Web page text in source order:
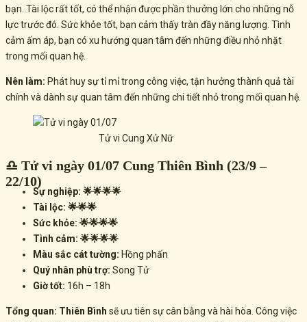
bạn. Tài lộc rất tốt, có thể nhận được phần thưởng lớn cho những nỗ
lực trước đó. Sức khỏe tốt, bạn cảm thấy tràn đầy năng lượng. Tình
cảm ấm áp, bạn có xu hướng quan tâm đến những điều nhỏ nhặt
trong mối quan hệ.
Nên làm: Phát huy sự tỉ mỉ trong công việc, tận hưởng thành quả tài
chính và dành sự quan tâm đến những chi tiết nhỏ trong mối quan hệ.
Tử vi Cung Xử Nữ
♎ Tử vi ngày 01/07 Cung Thiên Bình (23/9 –
22/10)
Sự nghiệp: 🌟🌟🌟🌟
Tài lộc: 🌟🌟🌟
Sức khỏe: 🌟🌟🌟🌟
Tình cảm: 🌟🌟🌟🌟
Màu sắc cát tường: Hồng phấn
Quý nhân phù trợ: Song Tử
Giờ tốt: 16h – 18h
Tổng quan: Thiên Bình sẽ ưu tiên sự cân bằng và hài hòa. Công việc